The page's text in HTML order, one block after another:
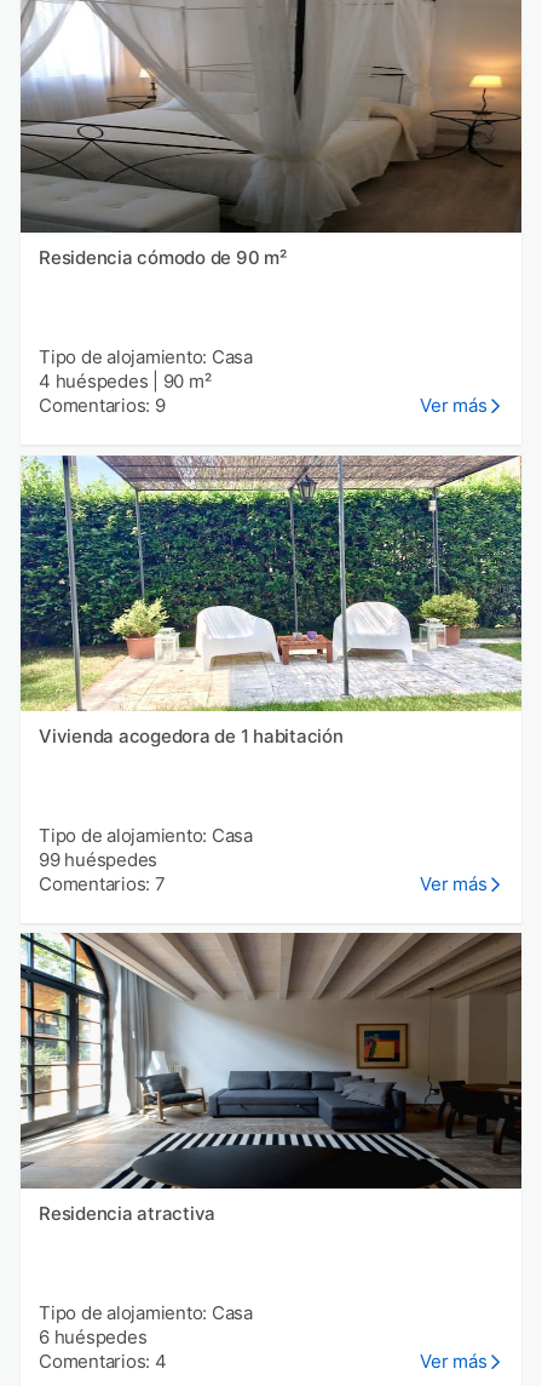
Residencia cómodo de 90 m²
Tipo de alojamiento: Casa
4 huéspedes
90 m²
Comentarios: 9
Ver más
Vivienda acogedora de 1 habitación
Tipo de alojamiento: Casa
99 huéspedes
Comentarios: 7
Ver más
Residencia atractiva
Tipo de alojamiento: Casa
6 huéspedes
Comentarios: 4
Ver más